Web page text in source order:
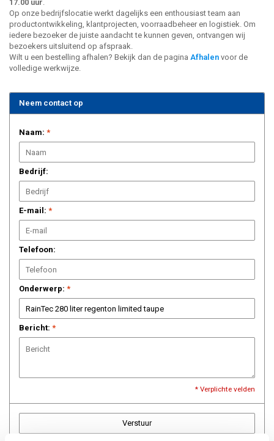
17.00 uur.
Op onze bedrijfslocatie werkt dagelijks een enthousiast team aan
productontwikkeling, klantprojecten, voorraadbeheer en logistiek. Om
iedere bezoeker de juiste aandacht te kunnen geven, ontvangen wij
bezoekers uitsluitend op afspraak.
Wilt u een bestelling afhalen? Bekijk dan de pagina Afhalen voor de
volledige werkwijze.
Neem contact op
Naam: *
Bedrijf:
E-mail: *
Telefoon:
Onderwerp: *
Bericht: *
* Verplichte velden
Verstuur